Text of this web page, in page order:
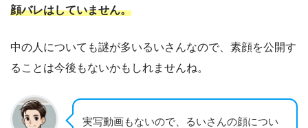
顔バレはしていません。
中の人についても謎が多いるいさんなので、素顔を公開す
ることは今後もないかもしれませんね。
実写動画もないので、るいさんの顔につい